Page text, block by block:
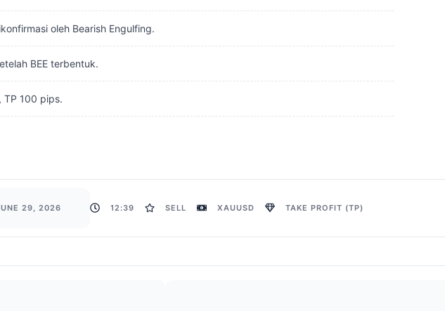
oleh Bearish Engulfing.
BEE terbentuk.
TP 100 pips.
29, 2026 12:39 SELL XAUUSD TAKE PROFIT (TP)